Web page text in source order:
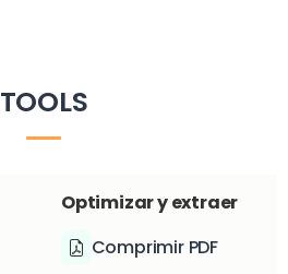
TOOLS
Optimizar y extraer
Comprimir PDF